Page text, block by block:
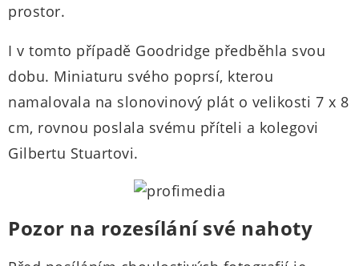
prostor.
I v tomto případě Goodridge předběhla svou
dobu. Miniaturu svého poprsí, kterou
namalovala na slonovinový plát o velikosti 7 x 8
cm, rovnou poslala svému příteli a kolegovi
Gilbertu Stuartovi.
Pozor na rozesílání své nahoty